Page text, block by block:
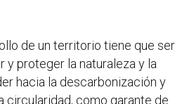
de un territorio tiene que ser
y proteger la naturaleza y la
hacia la descarbonización y
circularidad, como garante de